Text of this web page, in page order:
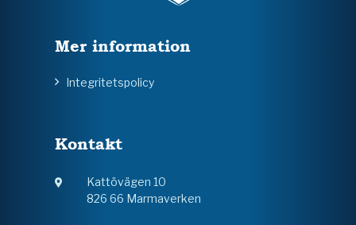
Mer information
Integritetspolicy
Kontakt
Kattövägen 10
826 66 Marmaverken